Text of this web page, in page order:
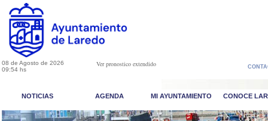
08 de Agosto de 2026
09:54 hs
Ver pronostico extendido
NOTICIAS AGENDA MI AYUNTAMIENTO CONOCE